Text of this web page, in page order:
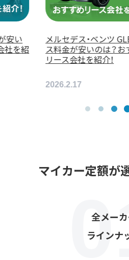
デス・ベンツ GLBのリー
が安いのは？おすすめ
会社を紹介！
【
買
マイカー定額が
全メー
ラインナ